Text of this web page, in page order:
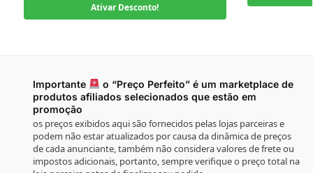
Ativar Desconto!
Importante
o “Preço Perfeito” é um marketplace de
produtos afiliados selecionados que estão em
promoção
os preços exibidos aqui são fornecidos pelas lojas parceiras e
podem não estar atualizados por causa da dinâmica de preços
de cada anunciante, também não considera valores de frete ou
impostos adicionais, portanto, sempre verifique o preço total na